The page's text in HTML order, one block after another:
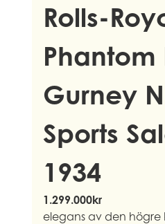
Rolls-
Phantom
Gurney
Sports
1934
1.299.000kr
elegans av den högre